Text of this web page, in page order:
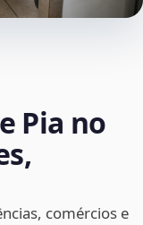
Pia no
comércios e